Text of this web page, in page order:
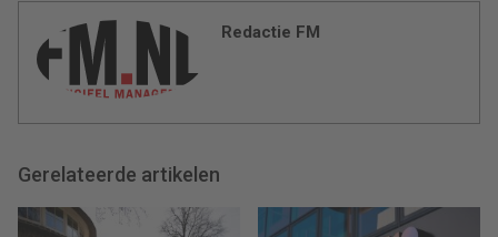
Redactie FM
Gerelateerde artikelen